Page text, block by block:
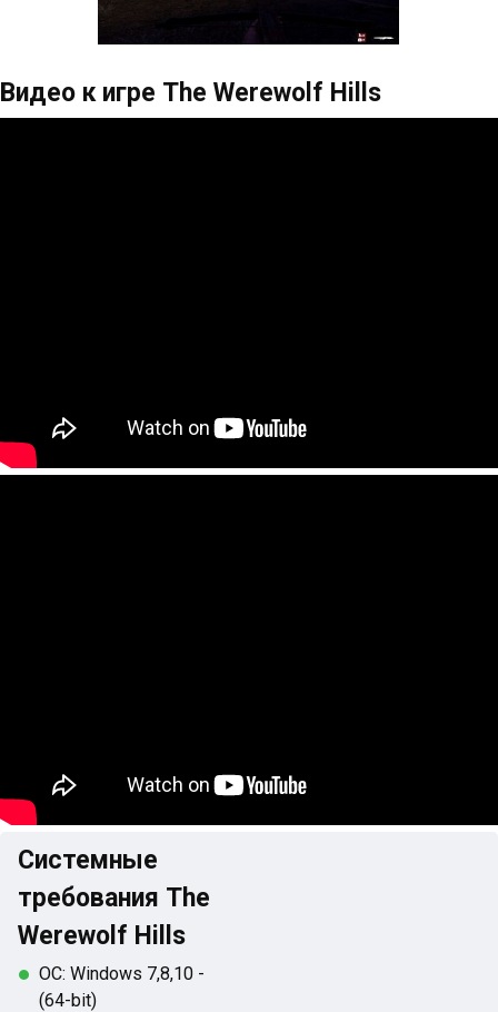
Видео к игре The Werewolf Hills
Системные
требования The
Werewolf Hills
ОС: Windows 7,8,10 -
(64-bit)